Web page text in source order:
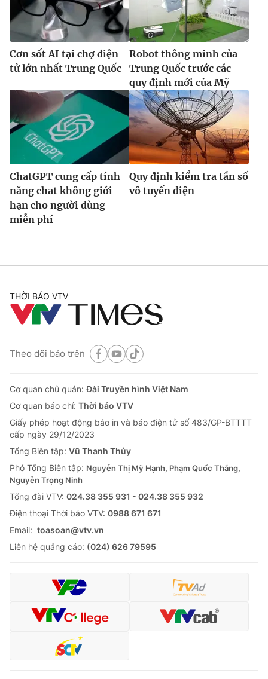
Cơn sốt AI tại chợ điện
tử lớn nhất Trung Quốc
Robot thông minh của
Trung Quốc trước các
quy định mới của Mỹ
ChatGPT cung cấp tính
năng chat không giới
hạn cho người dùng
miễn phí
Quy định kiểm tra tần số
vô tuyến điện
THỜI BÁO VTV
Theo dõi báo trên
Cơ quan chủ quản:Đài Truyền hình Việt Nam
Cơ quan báo chí: Thời báo VTV
Giấy phép hoạt động báo in và báo điện tử số 483/GP-BTTTT
cấp ngày 29/12/2023
Tổng Biên tập: Vũ Thanh Thủy
Phó Tổng Biên tập: Nguyễn Thị Mỹ Hạnh, Phạm Quốc Thắng,
Nguyễn Trọng Ninh
Tổng đài VTV: 024.38 355 931 - 024.38 355 932
Ðiện thoại Thời báo VTV: 0988 671 671
Email: toasoan@vtv.vn
Liên hệ quảng cáo: (024) 626 79595